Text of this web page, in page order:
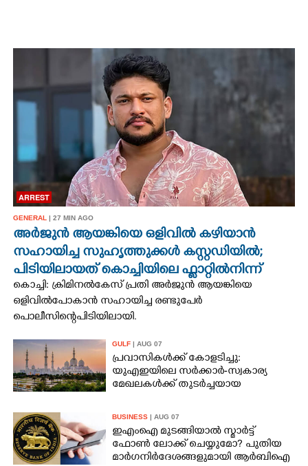
LIFESTYLE
SPIRITUAL
INFO+
ASTRO
CARTOONS
LITERATURE
ARREST
GENERAL | 27 MIN AGO
അർജുൻ ആയങ്കിയെ ഒളിവിൽ കഴിയാൻ
സഹായിച്ച സുഹൃത്തുക്കൾ കസ്റ്റഡിയിൽ;
പിടിയിലായത് കൊച്ചിയിലെ ഫ്ലാറ്റിൽനിന്ന്
കൊച്ചി: ക്രിമിനൽകേസ് പ്രതി അർജുൻ ആയങ്കിയെ
ഒളിവിൽപോകാൻ സഹായിച്ച രണ്ടുപേർ
പൊലീസിന്റെ പിടിയിലായി.
GULF | AUG 07
പ്രവാസികൾക്ക് കോളടിച്ചു:
യുഎഇയിലെ സർക്കാർ-സ്വകാര്യ
മേഖലകൾക്ക് തുടർച്ചയായ
BUSINESS | AUG 07
ഇഎംഐ മുടങ്ങിയാൽ സ്മാർട്ട്
ഫോൺ ലോക്ക് ചെയ്യുമോ? പുതിയ
മാർഗനിർദേശങ്ങളുമായി ആർബിഐ